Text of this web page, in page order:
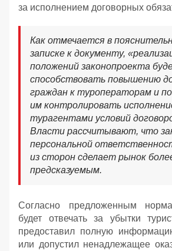
за исполнением договорных
Как отмечается в
записке к документу,
положений законопроекта
способствовать повышению
граждан к туроператорам и
им контролировать
турагентами условий
Власти рассчитывают, что
персональной
из сторон сделает рынок
предсказуемым.
Согласно предложенным
будет отвечать за убытки
предоставил полную
или допустил ненадлежащее